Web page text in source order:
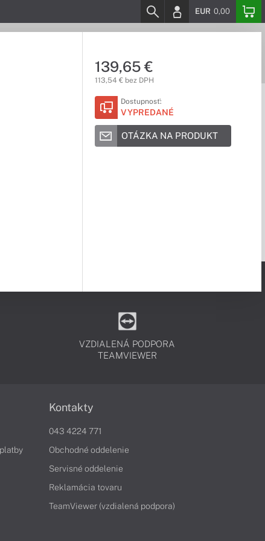
EUR 0,00
139,65 €
113,54 € bez DPH
Dostupnosť:
VYPREDANÉ
OTÁZKA NA PRODUKT
VZDIALENÁ PODPORA
TEAMVIEWER
Kontakty
043 4224 771
Obchodné oddelenie
Servisné oddelenie
Reklamácia tovaru
TeamViewer (vzdialená podpora)